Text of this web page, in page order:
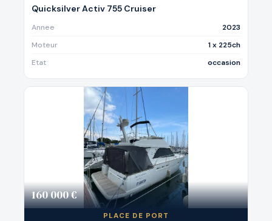
Quicksilver Activ 755 Cruiser
Annee
2023
Moteur
1 x 225ch
Etat
occasion
160 000 €
PLACE DE PORT